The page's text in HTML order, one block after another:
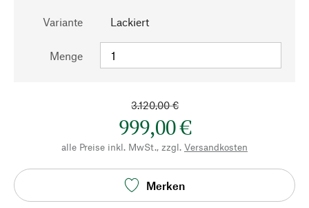
Variante Lackiert
Menge
3.120,00 €
999,00 €
alle Preise inkl. MwSt., zzgl. Versandkosten
Merken